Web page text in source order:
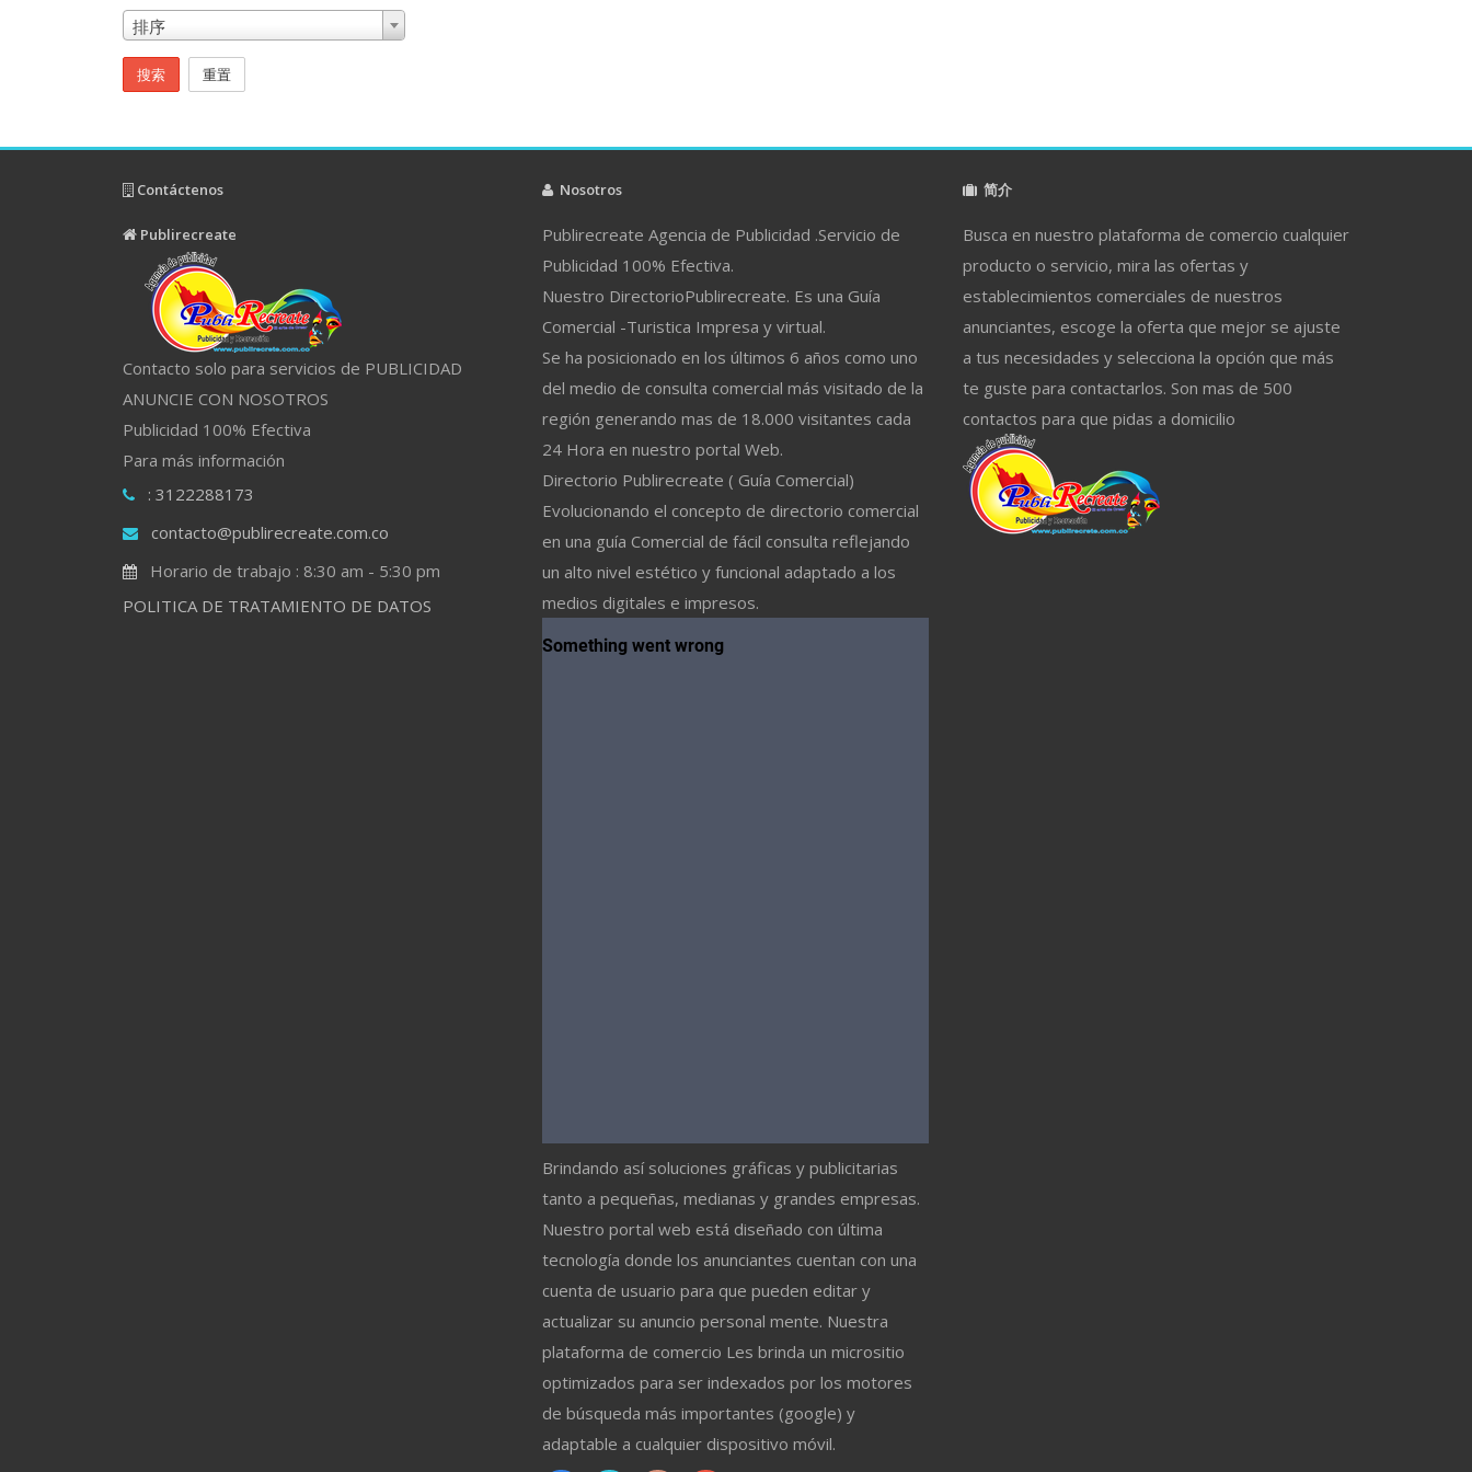
排序
搜索 重置
Contáctenos
Publirecreate
Contacto solo para servicios de PUBLICIDAD
ANUNCIE CON NOSOTROS
Publicidad 100% Efectiva
Para más información
: 3122288173
contacto@publirecreate.com.co
Horario de trabajo : 8:30 am - 5:30 pm
POLITICA DE TRATAMIENTO DE DATOS
Nosotros
Publirecreate Agencia de Publicidad .Servicio de
Publicidad 100% Efectiva.
Nuestro DirectorioPublirecreate. Es una Guía
Comercial -Turistica Impresa y virtual.
Se ha posicionado en los últimos 6 años como uno
del medio de consulta comercial más visitado de la
región generando mas de 18.000 visitantes cada
24 Hora en nuestro portal Web.
Directorio Publirecreate ( Guía Comercial)
Evolucionando el concepto de directorio comercial
en una guía Comercial de fácil consulta reflejando
un alto nivel estético y funcional adaptado a los
medios digitales e impresos.
Brindando así soluciones gráficas y publicitarias
tanto a pequeñas, medianas y grandes empresas.
Nuestro portal web está diseñado con última
tecnología donde los anunciantes cuentan con una
cuenta de usuario para que pueden editar y
actualizar su anuncio personal mente. Nuestra
plataforma de comercio Les brinda un micrositio
optimizados para ser indexados por los motores
de búsqueda más importantes (google) y
adaptable a cualquier dispositivo móvil.
简介
Busca en nuestro plataforma de comercio cualquier
producto o servicio, mira las ofertas y
establecimientos comerciales de nuestros
anunciantes, escoge la oferta que mejor se ajuste
a tus necesidades y selecciona la opción que más
te guste para contactarlos. Son mas de 500
contactos para que pidas a domicilio